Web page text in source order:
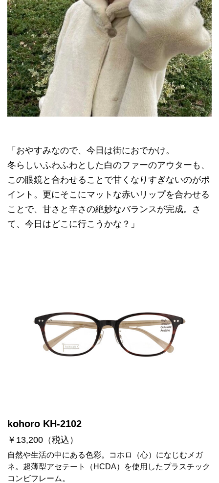
「おやすみなので、今日は街におでかけ。
冬らしいふわふわとした白のファーのアウターも、
この眼鏡と合わせることで甘くなりすぎないのがポ
イント。更にそこにマットな赤いリップを合わせる
ことで、甘さと辛さの絶妙なバランスが完成。さ
て、今日はどこに行こうかな？」
kohoro KH-2102
￥13,200（税込）
自然や生活の中にある色彩。コホロ（心）になじむメガ
ネ。超薄型アセテート（HCDA）を使用したプラスチック
コンビフレーム。